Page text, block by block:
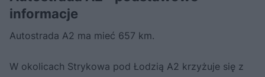
informacje
Autostrada A2 ma mieć 657 km.
W okolicach Strykowa pod Łodzią A2 krzyżuje się z